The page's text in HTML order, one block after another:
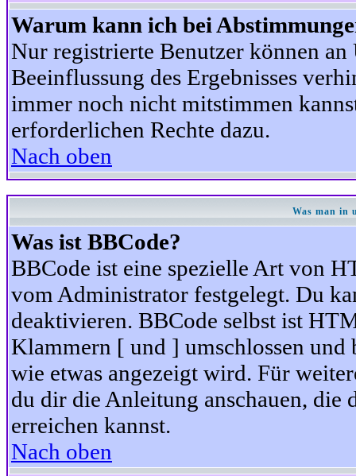
Warum kann ich bei
Nur registrierte Benutzer können
Beeinflussung des Ergebnisses
immer noch nicht mitstimmen
erforderlichen Rechte dazu.
Nach oben
Was man in
Was ist BBCode?
BBCode ist eine spezielle Art von
vom Administrator festgelegt. Du
deaktivieren. BBCode selbst ist
Klammern [ und ] umschlossen
wie etwas angezeigt wird. Für
du dir die Anleitung anschauen, die
erreichen kannst.
Nach oben